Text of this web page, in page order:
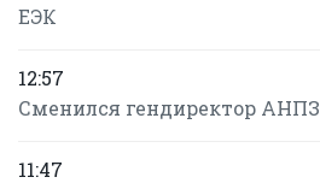
ЕЭК
12:57
Сменился гендиректор АНПЗ
11:47